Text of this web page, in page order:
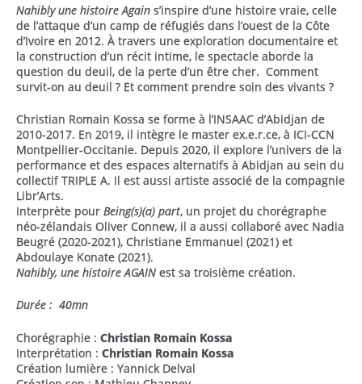
Nahibly une histoire Again s’inspire d’une histoire vraie, celle
de l’attaque d’un camp de réfugiés dans l’ouest de la Côte
d’Ivoire en 2012. À travers une exploration documentaire et
la construction d’un récit intime, le spectacle aborde la
question du deuil, de la perte d’un être cher. Comment
survit-on au deuil ? Et comment prendre soin des vivants ?
Christian Romain Kossa se forme à l’INSAAC d’Abidjan de
2010-2017. En 2019, il intègre le master ex.e.r.ce, à ICI-CCN
Montpellier-Occitanie. Depuis 2020, il explore l’univers de la
performance et des espaces alternatifs à Abidjan au sein du
collectif TRIPLE A. Il est aussi artiste associé de la compagnie
Libr’Arts.
Interprète pour Being(s)(a) part, un projet du chorégraphe
néo-zélandais Oliver Connew, il a aussi collaboré avec Nadia
Beugré (2020-2021), Christiane Emmanuel (2021) et
Abdoulaye Konate (2021).
Nahibly, une histoire AGAIN est sa troisième création.
Durée : 40mn
Chorégraphie : Christian Romain Kossa
Interprétation : Christian Romain Kossa
Création lumière : Yannick Delval